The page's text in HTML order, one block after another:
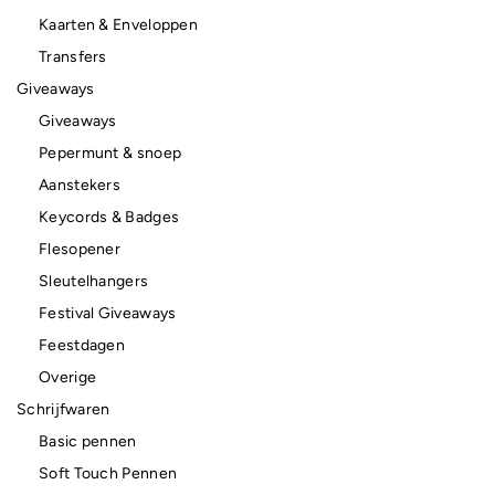
Kaarten & Enveloppen
Transfers
Giveaways
Giveaways
Pepermunt & snoep
Aanstekers
Keycords & Badges
Flesopener
Sleutelhangers
Festival Giveaways
Feestdagen
Overige
Schrijfwaren
Basic pennen
Soft Touch Pennen